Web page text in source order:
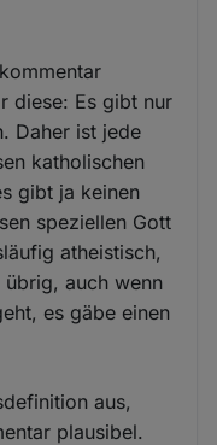
diese: Es gibt nur
Daher ist jede
katholischen
gibt ja keinen
speziellen Gott
atheistisch,
auch wenn
es gäbe einen
aus,
plausibel.